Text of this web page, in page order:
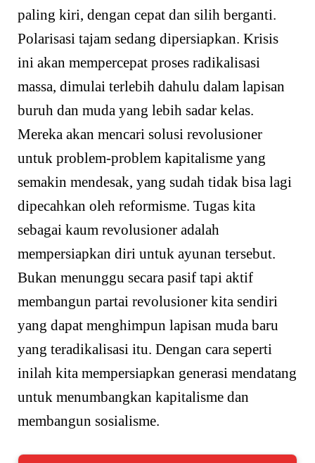
paling kiri, dengan cepat dan silih berganti.
Polarisasi tajam sedang dipersiapkan. Krisis
ini akan mempercepat proses radikalisasi
massa, dimulai terlebih dahulu dalam lapisan
buruh dan muda yang lebih sadar kelas.
Mereka akan mencari solusi revolusioner
untuk problem-problem kapitalisme yang
semakin mendesak, yang sudah tidak bisa lagi
dipecahkan oleh reformisme. Tugas kita
sebagai kaum revolusioner adalah
mempersiapkan diri untuk ayunan tersebut.
Bukan menunggu secara pasif tapi aktif
membangun partai revolusioner kita sendiri
yang dapat menghimpun lapisan muda baru
yang teradikalisasi itu. Dengan cara seperti
inilah kita mempersiapkan generasi mendatang
untuk menumbangkan kapitalisme dan
membangun sosialisme.